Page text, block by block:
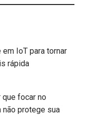
IoT para tornar
rápida
que focar no
protege sua